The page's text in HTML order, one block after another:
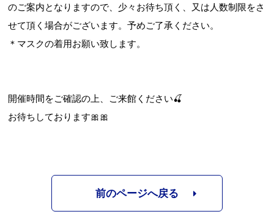
のご案内となりますので、少々お待ち頂く、又は人数制限をさ
せて頂く場合がございます。予めご了承ください。
＊マスクの着用お願い致します。
開催時間をご確認の上、ご来館ください🍒
お待ちしております🎀🎀
前のページへ戻る